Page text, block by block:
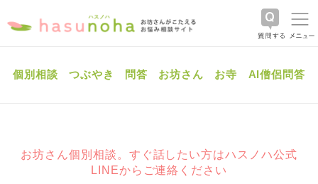
個別相談 つぶやき 問答 お坊さん お寺 AI僧侶問答
お坊さん個別相談。すぐ話したい方はハスノハ公式
LINEからご連絡ください